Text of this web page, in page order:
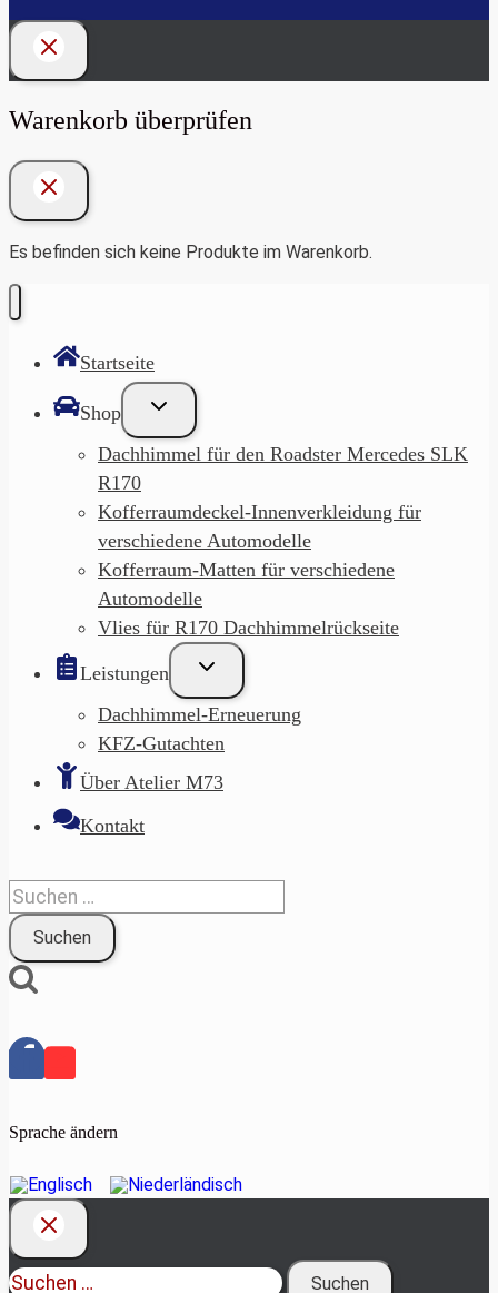
Warenkorb überprüfen
Es befinden sich keine Produkte im Warenkorb.
Startseite
Shop
Untermenü
umschalten
Dachhimmel für den Roadster Mercedes SLK
R170
Kofferraumdeckel-Innenverkleidung für
verschiedene Automodelle
Kofferraum-Matten für verschiedene
Automodelle
Vlies für R170 Dachhimmelrückseite
Leistungen
Untermenü
umschalten
Dachhimmel-Erneuerung
KFZ-Gutachten
Über Atelier M73
Kontakt
Suchen
nach:
Sprache ändern
Suchen